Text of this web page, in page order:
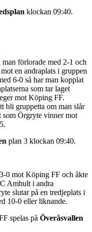
klockan 09:40.
förlorade med 2-1 och
en andraplats i gruppen
6-0 så har man kopplat
som tar laget
mot Köping FF.
bli gruppetta om man slår
som Örgryte vinner mot
plan 3 klockan 09:40.
0 mot Köping FF och åkte
Amhult i andra
slutar på en tredjeplats i
10-0 eller liknande.
spelas på Överåsvallen